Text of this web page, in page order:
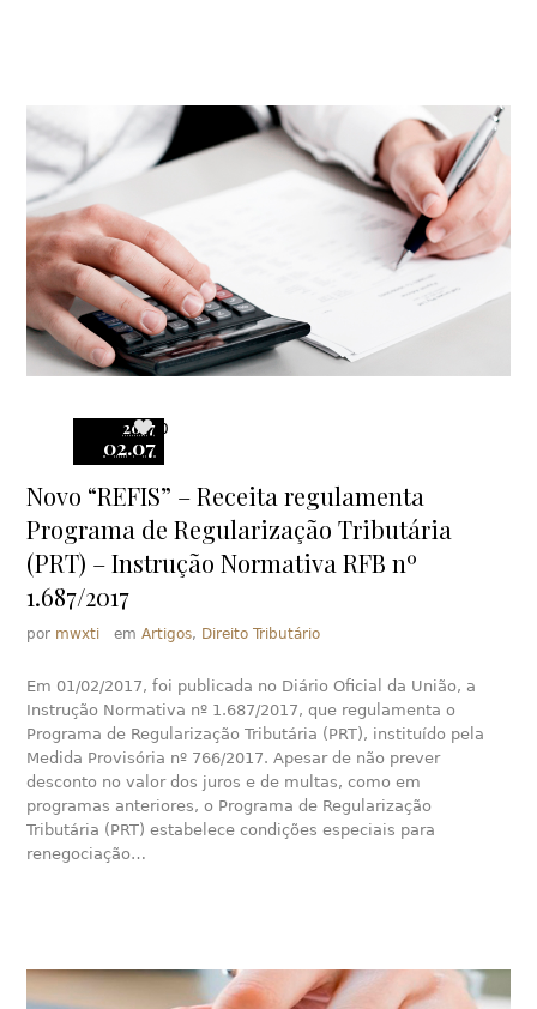
2017
02.07
0
Novo “REFIS” – Receita regulamenta
Programa de Regularização Tributária
(PRT) – Instrução Normativa RFB nº
1.687/2017
por mwxti emArtigos, Direito Tributário
Em 01/02/2017, foi publicada no Diário Oficial da União, a
Instrução Normativa nº 1.687/2017, que regulamenta o
Programa de Regularização Tributária (PRT), instituído pela
Medida Provisória nº 766/2017. Apesar de não prever
desconto no valor dos juros e de multas, como em
programas anteriores, o Programa de Regularização
Tributária (PRT) estabelece condições especiais para
renegociação…